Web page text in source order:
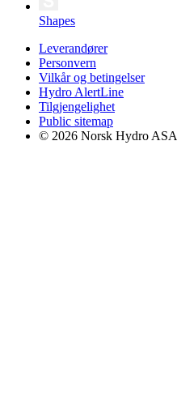
Shapes
Leverandører
Personvern
Vilkår og betingelser
Hydro AlertLine
Tilgjengelighet
Public sitemap
© 2026 Norsk Hydro ASA